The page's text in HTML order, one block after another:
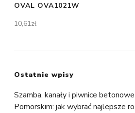
OVAL OVA1021W
10,61zł
Ostatnie wpisy
Szamba, kanały i piwnice
Pomorskim: jak wybrać najlepsze